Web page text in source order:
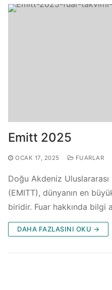
Emitt 2025
OCAK 17, 2025 FUARLAR
Doğu Akdeniz Uluslararası
(EMITT), dünyanın en
biridir. Fuar hakkında bilgi
DAHA FAZLASINI OKU →